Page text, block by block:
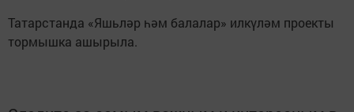
Татарстанда «Яшьләр һәм балалар» илкүләм проекты
тормышка ашырыла.